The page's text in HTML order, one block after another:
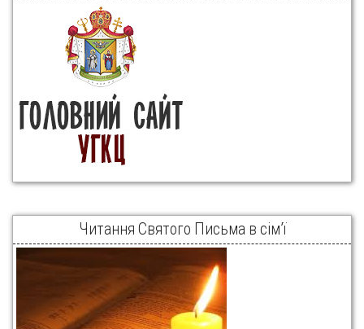
Читання Святого Письма в сім’ї